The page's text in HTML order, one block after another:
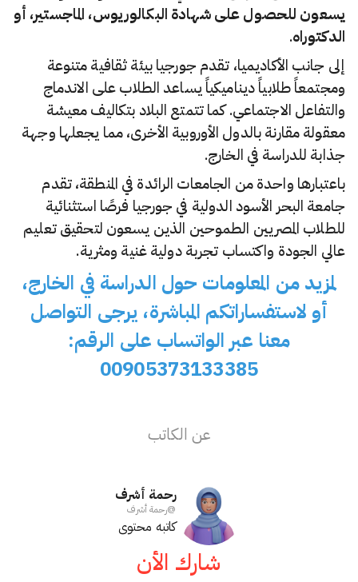
يسعون للحصول على شهادة البكالوريوس، الماجستير، أو
الدكتوراه.
إلى جانب الأكاديميا، تقدم جورجيا بيئة ثقافية متنوعة
ومجتمعاً طلابياً ديناميكياً يساعد الطلاب على الاندماج
والتفاعل الاجتماعي. كما تتمتع البلاد بتكاليف معيشة
معقولة مقارنة بالدول الأوروبية الأخرى، مما يجعلها وجهة
جذابة للدراسة في الخارج.
باعتبارها واحدة من الجامعات الرائدة في المنطقة، تقدم
جامعة البحر الأسود الدولية في جورجيا فرصًا استثنائية
للطلاب المصريين الطموحين الذين يسعون لتحقيق تعليم
عالي الجودة واكتساب تجربة دولية غنية ومثرية.
لمزيد من المعلومات حول الدراسة في الخارج،
أو لاستفساراتكم المباشرة، يرجى التواصل
معنا عبر الواتساب على الرقم:
00905373133385
عن الكاتب
رحمة أشرف
@رحمة أشرف
كاتبه محتوى
شارك الأن